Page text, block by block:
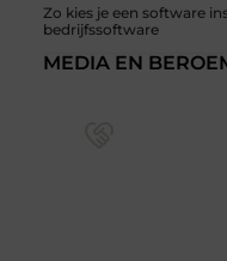
Zo kies je een software
bedrijfssoftware
MEDIA EN